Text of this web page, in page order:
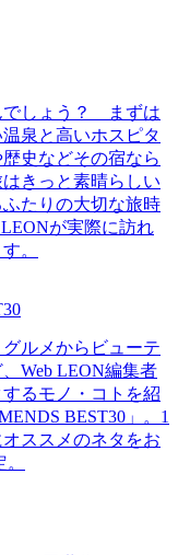
でしょう？ まずは
泉と高いホスピタ
史などその宿なら
きっと素晴らしい
たりの大切な旅時
が実際に訪れ
。
ルメからビューテ
Web LEON編集者
るモノ・コトを紹
BEST30」。1
ススメのネタをお